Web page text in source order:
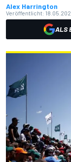
Alex Harrington
Veröffentlicht:
ALS